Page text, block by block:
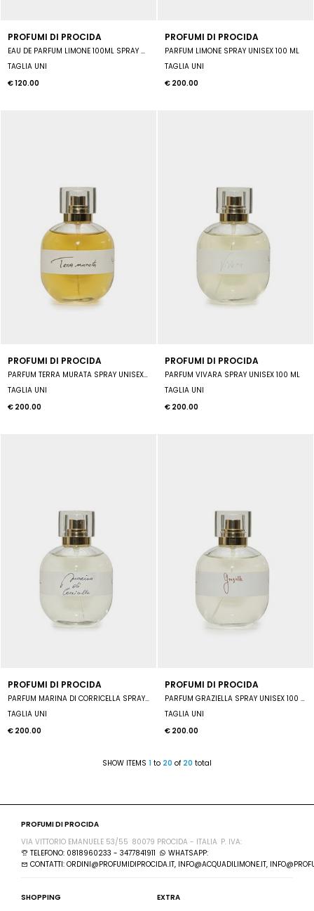
PROFUMI DI PROCIDA
EAU DE PARFUM LIMONE 100ML SPRAY UNISEX
TAGLIA UNI
€ 120.00
PROFUMI DI PROCIDA
PARFUM LIMONE SPRAY UNISEX 100 ML
TAGLIA UNI
€ 200.00
PROFUMI DI PROCIDA
PARFUM TERRA MURATA SPRAY UNISEX 100 ML
TAGLIA UNI
€ 200.00
PROFUMI DI PROCIDA
PARFUM VIVARA SPRAY UNISEX 100 ML
TAGLIA UNI
€ 200.00
PROFUMI DI PROCIDA
PARFUM MARINA DI CORRICELLA SPRAY UNISEX 100 ML
TAGLIA UNI
€ 200.00
PROFUMI DI PROCIDA
PARFUM GRAZIELLA SPRAY UNISEX 100 ML
TAGLIA UNI
€ 200.00
SHOW ITEMS 1 to 20 of 20 total
PROFUMI DI PROCIDA
VIA VITTORIO EMANUELE 53/55 80079 PROCIDA - ITALIA P. IVA:
TELEFONO: 0818960233 - 3477841911
WHATSAPP:
CONTATTI: ORDINI@PROFUMIDIPROCIDA.IT, INFO@ACQUADILIMONE.IT,
SHOPPING
EXTRA